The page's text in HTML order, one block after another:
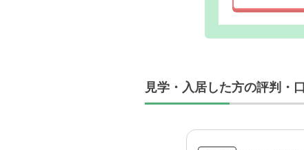
見学・入居した方の評判・